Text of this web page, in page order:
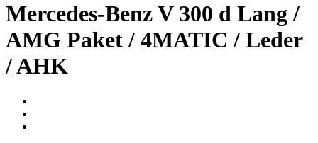
Mercedes-Benz V 300 d Lang /
AMG Paket / 4MATIC / Leder
/ AHK